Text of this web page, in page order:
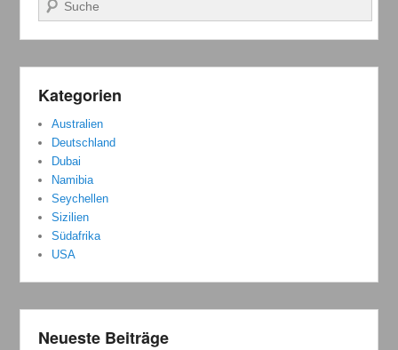
Kategorien
Australien
Deutschland
Dubai
Namibia
Seychellen
Sizilien
Südafrika
USA
Neueste Beiträge